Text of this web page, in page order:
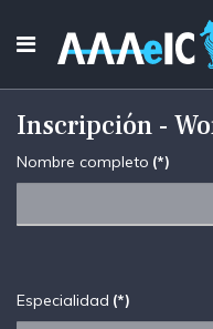
Inscripción -
Nombre completo (*)
Especialidad (*)